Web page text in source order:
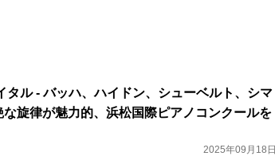
タル - バッハ、ハイドン、シューベルト、シマ
な旋律が魅力的、浜松国際ピアノコンクールを
2025年09月18日